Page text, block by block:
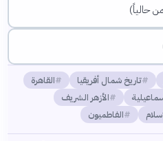
حالياً)
تاريخ شمال أفريقيا
القاهرة
الأزهر الشريف
الفاطميون